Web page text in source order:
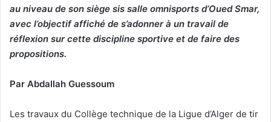
au niveau de son siège sis salle omnisports d’Oued Smar,
avec l’objectif affiché de s’adonner à un travail de
réflexion sur cette discipline sportive et de faire des
propositions.
Par Abdallah Guessoum
Les travaux du Collège technique de la Ligue d’Alger de tir